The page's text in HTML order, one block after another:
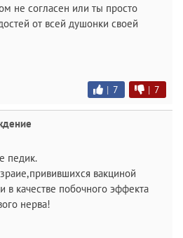
не согласен или ты просто
от всей душонки своей
| 7 | 7
педик.
вакциной
в качестве побочного эффекта
нерва!